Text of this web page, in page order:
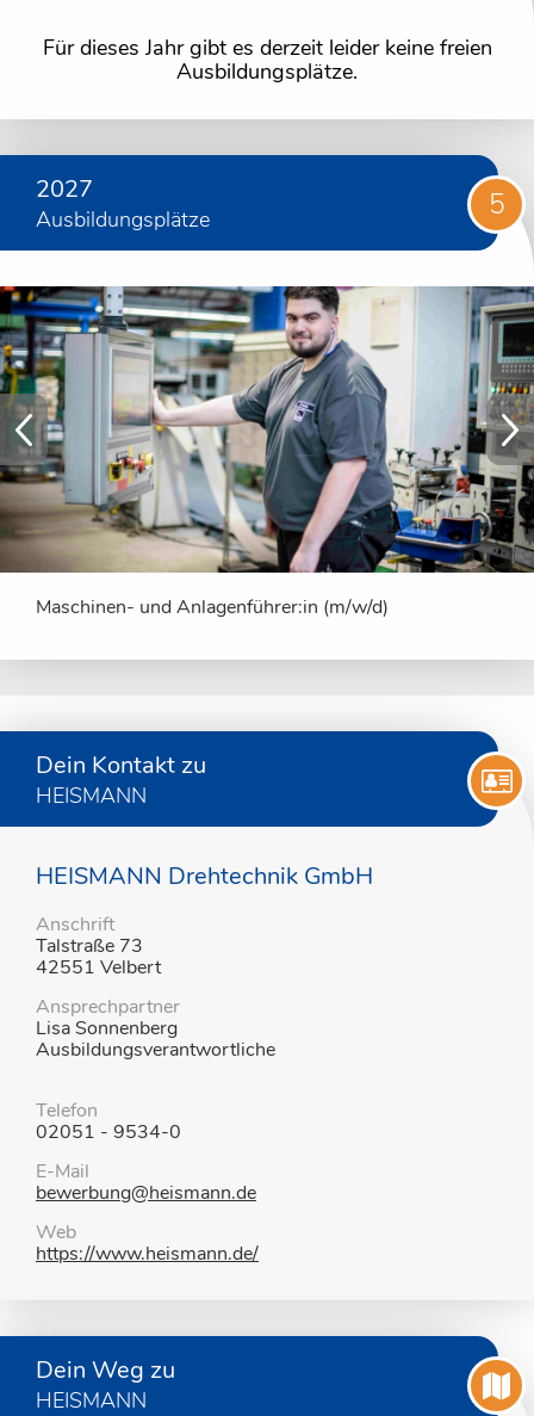
Für dieses Jahr gibt es derzeit leider keine freien
Ausbildungsplätze.
2027
Ausbildungsplätze 5
Maschinen- und Anlagenführer:in (m/w/d)
Dein Kontakt zu
HEISMANN
HEISMANN Drehtechnik GmbH
Anschrift
Talstraße 73
42551 Velbert
Ansprechpartner
Lisa Sonnenberg
Ausbildungsverantwortliche
Telefon
02051 - 9534-0
E-Mail
bewerbung@heismann.de
Web
https://www.heismann.de/
Dein Weg zu
HEISMANN